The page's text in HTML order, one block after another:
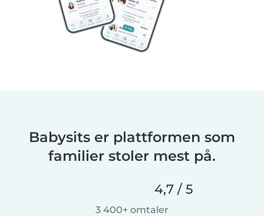
Babysits er plattformen som
familier stoler mest på.
4,7 / 5
3 400+ omtaler